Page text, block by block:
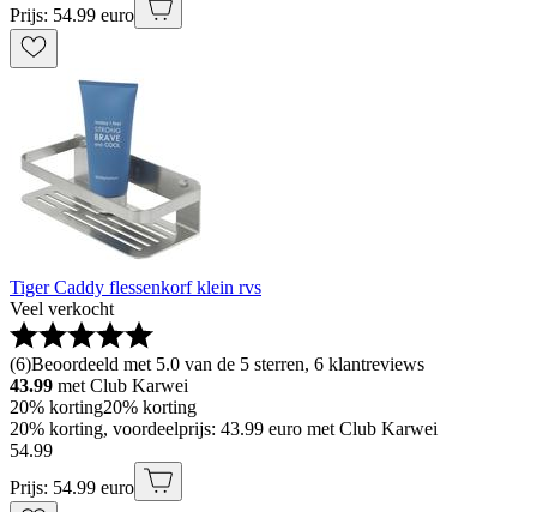
Prijs: 54.99 euro
Tiger Caddy flessenkorf klein rvs
Veel verkocht
(6)Beoordeeld met 5.0 van de 5 sterren, 6 klantreviews
43.99 met Club Karwei
20% korting20% korting
20% korting, voordeelprijs: 43.99 euro met Club Karwei
54.99
Prijs: 54.99 euro